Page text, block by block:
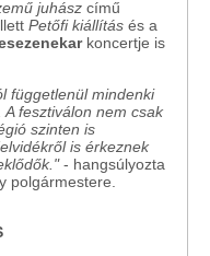
juhász című
Petőfi kiállítás és a
koncertje is
függetlenül mindenki
fesztiválon nem csak
szinten is
is érkeznek
- hangsúlyozta
polgármestere.